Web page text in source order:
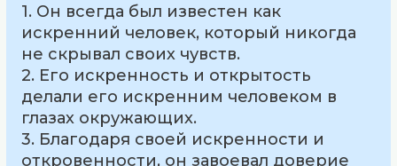
1. Он всегда был известен как
искренний человек, который никогда
не скрывал своих чувств.
2. Его искренность и открытость
делали его искренним человеком в
глазах окружающих.
3. Благодаря своей искренности и
откровенности, он завоевал доверие